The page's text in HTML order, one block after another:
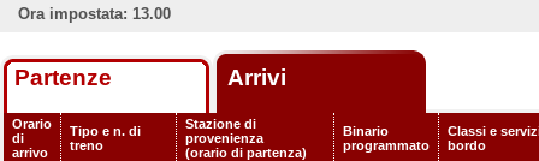
Ora impostata: 13.00
Partenze Arrivi
Orario
di
arrivo
Tipo e n. di
treno
Stazione di
provenienza
(orario di partenza)
Binario
programmato
Classi e
bordo